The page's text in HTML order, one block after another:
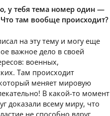
у тебя тема номер один —
там вообще происходит?
на эту тему и могу еще
важное дело в своей
военных,
Там происходит
меняет мировую
В какой-то момент
доказали всему миру, что
не способно вдруг